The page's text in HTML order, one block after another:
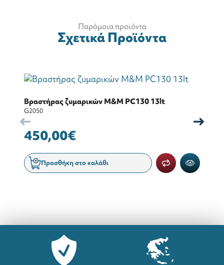
Παρόμοια προιόντα
Σχετικά Προϊόντα
Βραστήρας ζυμαρικών Μ&Μ ΡC130 13lt
G2050
450,00€
Προσθήκη στο καλάθι